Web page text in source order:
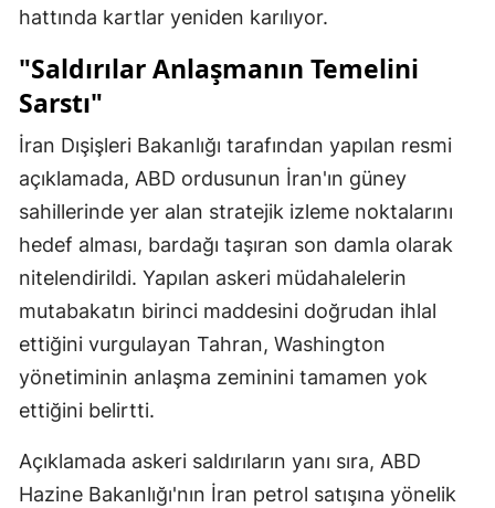
hattında kartlar yeniden karılıyor.
"Saldırılar Anlaşmanın Temelini
Sarstı"
İran Dışişleri Bakanlığı tarafından yapılan resmi
açıklamada, ABD ordusunun İran'ın güney
sahillerinde yer alan stratejik izleme noktalarını
hedef alması, bardağı taşıran son damla olarak
nitelendirildi. Yapılan askeri müdahalelerin
mutabakatın birinci maddesini doğrudan ihlal
ettiğini vurgulayan Tahran, Washington
yönetiminin anlaşma zeminini tamamen yok
ettiğini belirtti.
Açıklamada askeri saldırıların yanı sıra, ABD
Hazine Bakanlığı'nın İran petrol satışına yönelik